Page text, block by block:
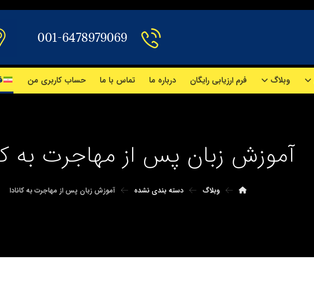
001-6478979069
وبلاگ فرم ارزیابی رایگان درباره ما تماس با ما حساب کاربری من
آموزش زبان پس از مهاجرت به
وبلاگ دسته بندی نشده آموزش زبان پس از مهاجرت به کانادا